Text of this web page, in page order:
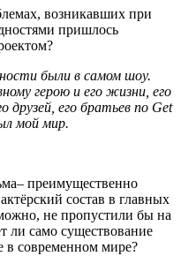
возникавших при
пришлось
были в самом шоу.
герою и его жизни, его
друзей, его братьев по Get
мой мир.
преимущественно
состав в главных
не пропустили бы на
ли само существование
в современном мире?